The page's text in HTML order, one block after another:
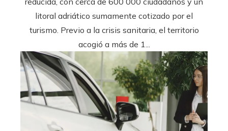
litoral adriático sumamente cotizado por el
turismo. Previo a la crisis sanitaria, el territorio
acogió a más de 1...